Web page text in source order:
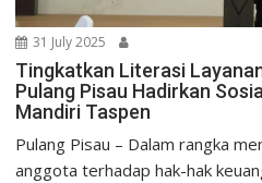
31 July 2025
Tingkatkan Literasi
Pulang Pisau Hadirkan
Mandiri Taspen
Pulang Pisau – Dalam rangka
anggota terhadap hak-hak